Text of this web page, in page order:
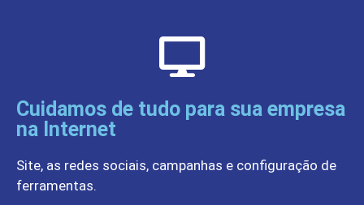
Cuidamos de tudo para sua empresa
na Internet
Site, as redes sociais, campanhas e configuração de
ferramentas.